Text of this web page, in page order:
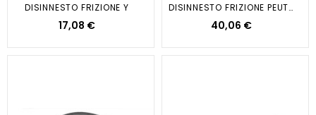
DISINNESTO FRIZIONE Y
17,08 €
DISINNESTO FRIZIONE PEUT EXPERT...
40,06 €